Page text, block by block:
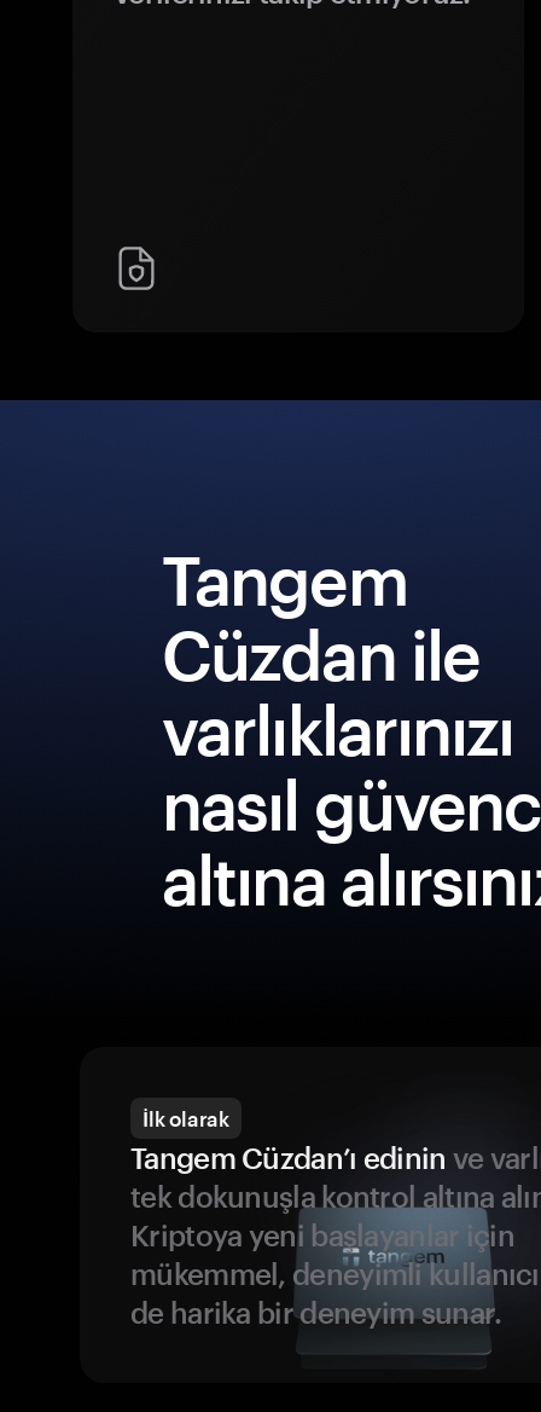
Tangem
Cüzdan ile
varlıklarınızı
nasıl
altına
İlk olarak
Tangem Cüzdan’ı edinin ve
tek dokunuşla kontrol altına
Kriptoya yeni başlayanlar için
mükemmel, deneyimli
de harika bir deneyim sunar.